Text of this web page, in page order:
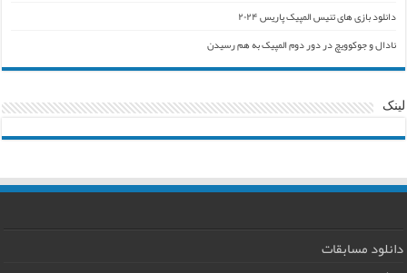
دانلود بازی های تنیس المپیک پاریس ۲۰۲۴
نادال و جوکوویچ در دور دوم المپیک به هم رسیدن
لینک
دانلود مسابقات